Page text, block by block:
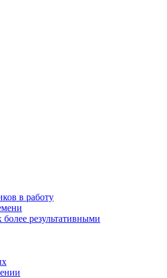
в работу
результативными